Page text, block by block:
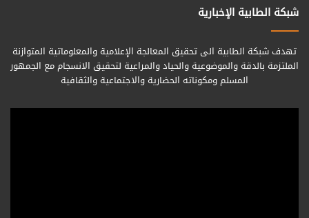
شبكة الطابية الإخبارية
تهدف شبكة الطابية الى تحقيق المعالجة الإعلامية والمعلوماتية المتوازنة
الملتزمة بالدقة والموضوعية والحياد والمراعية لتحقيق الانسجام مع الجمهور
المسلم ومكوناته الحضارية والاجتماعية والثقافية